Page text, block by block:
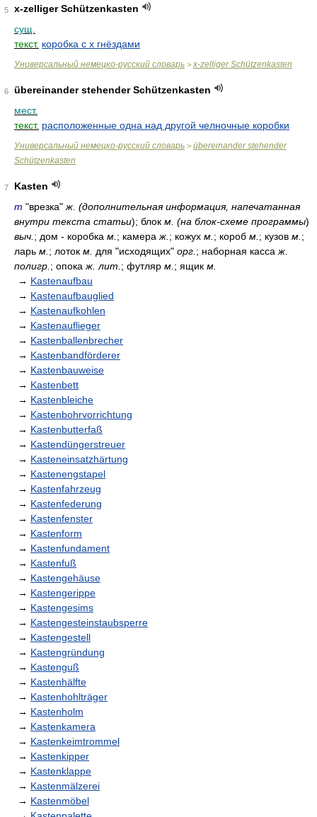
5
x-zelliger Schützenkasten
сущ.
текст. коробка с х гнёздами
Универсальный немецко-русский словарь > x-zelliger Schützenkasten
6
übereinander stehender Schützenkasten
мест.
текст. расположенные одна над другой челночные коробки
Универсальный немецко-русский словарь > übereinander stehender
Schützenkasten
7
Kasten
m "врезка" ж. (дополнительная информация, напечатанная
внутри текста статьи); блок м. (на блок-схеме программы)
выч. ; дом - коробка м. ; камера ж. ; кожух м. ; короб м. ; кузов м. ;
ларь м. ; лоток м. для "исходящих" орг. ; наборная касса ж.
полигр. ; опока ж. лит. ; футляр м. ; ящик м.
→ Kastenaufbau
→ Kastenaufbauglied
→ Kastenaufkohlen
→ Kastenauflieger
→ Kastenballenbrecher
→ Kastenbandförderer
→ Kastenbauweise
→ Kastenbett
→ Kastenbleiche
→ Kastenbohrvorrichtung
→ Kastenbutterfaß
→ Kastendüngerstreuer
→ Kasteneinsatzhärtung
→ Kastenengstapel
→ Kastenfahrzeug
→ Kastenfederung
→ Kastenfenster
→ Kastenform
→ Kastenfundament
→ Kastenfuß
→ Kastengehäuse
→ Kastengerippe
→ Kastengesims
→ Kastengesteinstaubsperre
→ Kastengestell
→ Kastengründung
→ Kastenguß
→ Kastenhälfte
→ Kastenhohlträger
→ Kastenholm
→ Kastenkamera
→ Kastenkeimtrommel
→ Kastenkipper
→ Kastenklappe
→ Kastenmälzerei
→ Kastenmöbel